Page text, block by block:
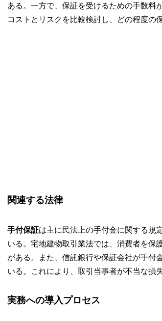
ある。一方で、保証を受けるための手数料
コストとリスクを比較検討し、どの程度の
関連する法律
手付保証は主に民法上の手付金に関する規
いる。宅地建物取引業法では、消費者を保
がある。また、信託銀行や保証会社が手付
いる。これにより、取引当事者が不当な損
実務への導入プロセス